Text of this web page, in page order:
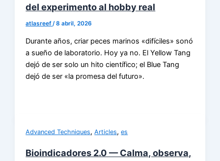
del experimento al hobby real
atlasreef/8 abril, 2026
Durante años, criar peces marinos «difíciles» sonó
a sueño de laboratorio. Hoy ya no. El Yellow Tang
dejó de ser solo un hito científico; el Blue Tang
dejó de ser «la promesa del futuro».
Advanced Techniques,Articles,es
Bioindicadores 2.0 — Calma, observa,